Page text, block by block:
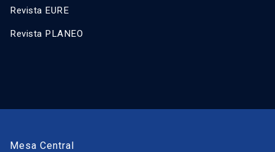
Revista EURE
Revista PLANEO
Mesa Central